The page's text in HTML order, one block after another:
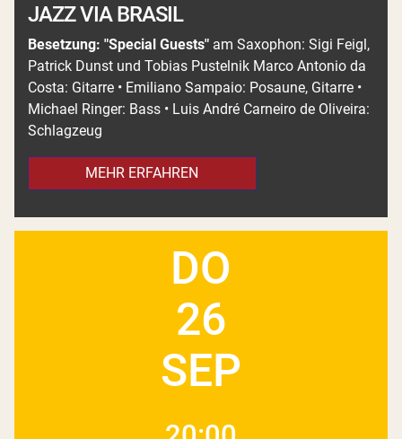
JAZZ VIA BRASIL
Besetzung: "Special Guests" am Saxophon: Sigi Feigl,
Patrick Dunst und Tobias Pustelnik Marco Antonio da
Costa: Gitarre • Emiliano Sampaio: Posaune, Gitarre •
Michael Ringer: Bass • Luis André Carneiro de Oliveira:
Schlagzeug
MEHR ERFAHREN
DO
26
SEP